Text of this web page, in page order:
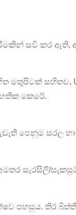
සවි කර ඇති,
මතුපිටක් සහිතව,
කෙරේ.
පෙනුම සරල
සැරසිලි/
පහසුය. තිර